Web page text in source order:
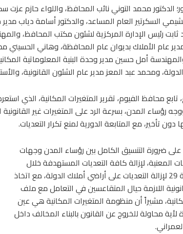
الدكتور محمد التوني نائب المحافظ، واللواء حازم عزت
السكرتير العام المساعد، والدكتور أسامة دياب مدير
ثابت رئيس الإدارة المركزية لشئون مكتب المحافظ،
عام الأملاك بديوان عام المحافظة، وهاني الحسيني
أمل حسين مدير وحدة البنية المعلوماتية
ومحمد عبد المعز مدير عام الشئون القانونية،
تابع محافظ الفيوم، تقرير المتغيرات المكانية، الذي
رؤساء المدن، بسرعة الرد على المتغيرات غير
دون تأخير، مع المتابعة الدورية لمنع تكرار التعديات.
على ضرورة التنسيق الكامل بين رؤساء المدن وجهات
المعنية، لإزالة كافة التعديات المستهدفة خلال
مراحل الموجة 29 لإزالة التعديات على أراضي أملاك الدولة، مع اتخاذ
اللازمة حيال المتقاعسين في التعامل مع ملف
مشيراً أن منظومة المتغيرات المكانية هي عين
لأية محاولة للخروج عن القانون بالبناء المخالف داخل